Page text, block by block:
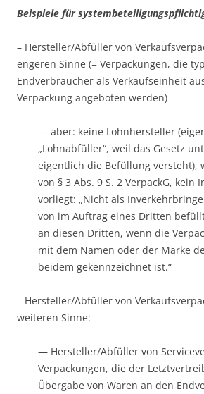
Beispiele für
– Hersteller/Abfüller von
engeren Sinne (= Verpackungen, die
Endverbraucher als Verkaufseinheit
Verpackung angeboten werden)
— aber: keine Lohnhersteller
„Lohnabfüller“, weil das Gesetz
eigentlich die Befüllung versteht),
von § 3 Abs. 9 S. 2 VerpackG, kein
vorliegt: „Nicht als
von im Auftrag eines Dritten
an diesen Dritten, wenn die
mit dem Namen oder der Marke
beidem gekennzeichnet ist.“
– Hersteller/Abfüller von
weiteren Sinne:
— Hersteller/Abfüller von
Verpackungen, die der
Übergabe von Waren an den